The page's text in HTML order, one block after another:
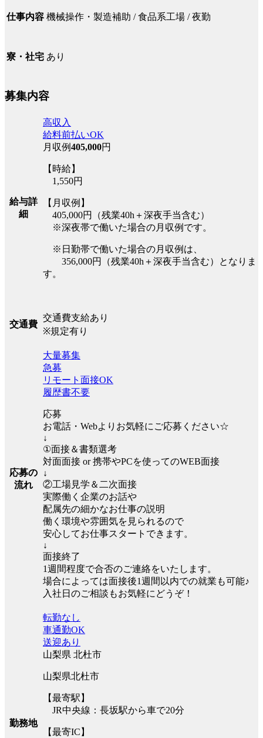
仕事内容 機械操作・製造補助 / 食品系工場 / 夜勤
寮・社宅 あり
募集内容
給与詳
細
高収入
給料前払いOK
月収例405,000円
【時給】
1,550円
【月収例】
405,000円（残業40h＋深夜手当含む）
※深夜帯で働いた場合の月収例です。
※日勤帯で働いた場合の月収例は、
356,000円（残業40h＋深夜手当含む）となりま
す。
交通費
交通費支給あり
※規定有り
応募の
流れ
大量募集
急募
リモート面接OK
履歴書不要
応募
お電話・Webよりお気軽にご応募ください☆
↓
①面接＆書類選考
対面面接 or 携帯やPCを使ってのWEB面接
↓
②工場見学＆二次面接
実際働く企業のお話や
配属先の細かなお仕事の説明
働く環境や雰囲気を見られるので
安心してお仕事スタートできます。
↓
面接終了
1週間程度で合否のご連絡をいたします。
場合によっては面接後1週間以内での就業も可能♪
入社日のご相談もお気軽にどうぞ！
勤務地
転勤なし
車通勤OK
送迎あり
山梨県 北杜市
山梨県北杜市
【最寄駅】
JR中央線：長坂駅から車で20分
【最寄IC】